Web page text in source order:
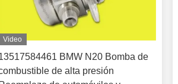
Video
BMW N20 Bomba de
de alta presión